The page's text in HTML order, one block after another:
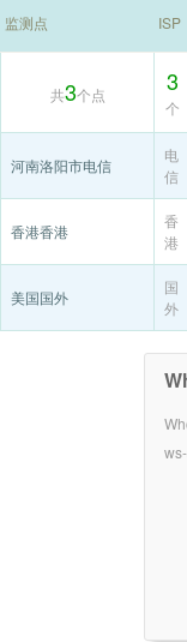
监测点 ISP
共3个点 3
个
河南洛阳市电信
电
信
香港香港
香
港
美国国外
国
外